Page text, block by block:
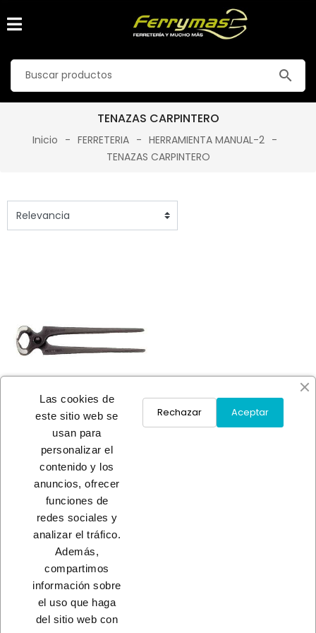
search
TENAZAS CARPINTERO
Inicio FERRETERIA
HERRAMIENTA MANUAL-2
TENAZAS CARPINTERO
TENAZA CARPINTERO
A consultar
Las cookies de
este sitio web se
usan para
personalizar el
contenido y los
anuncios, ofrecer
funciones de
redes sociales y
analizar el tráfico.
Además,
compartimos
información sobre
el uso que haga
del sitio web con
Aceptar
Rechazar